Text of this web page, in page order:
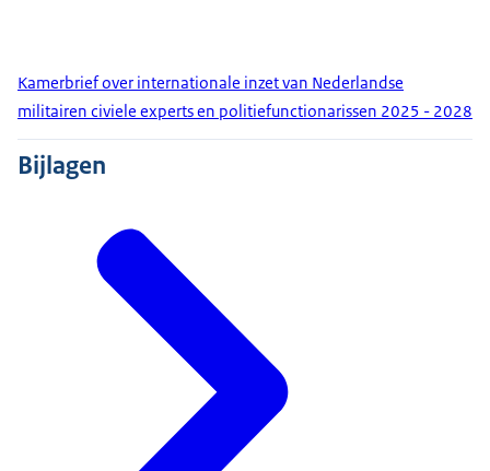
Kamerbrief over internationale inzet van Nederlandse
militairen civiele experts en politiefunctionarissen 2025 - 2028
Bijlagen